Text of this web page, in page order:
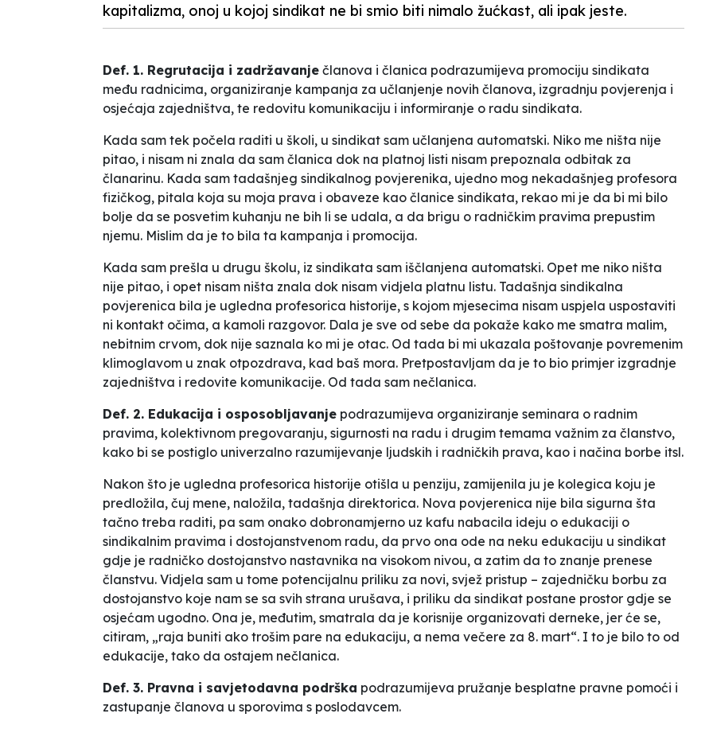
kapitalizma, onoj u kojoj sindikat ne bi smio biti nimalo žućkast, ali ipak jeste.
Def. 1. Regrutacija i zadržavanje članova i članica podrazumijeva promociju sindikata
među radnicima, organiziranje kampanja za učlanjenje novih članova, izgradnju povjerenja i
osjećaja zajedništva, te redovitu komunikaciju i informiranje o radu sindikata.
Kada sam tek počela raditi u školi, u sindikat sam učlanjena automatski. Niko me ništa nije
pitao, i nisam ni znala da sam članica dok na platnoj listi nisam prepoznala odbitak za
članarinu. Kada sam tadašnjeg sindikalnog povjerenika, ujedno mog nekadašnjeg profesora
fizičkog, pitala koja su moja prava i obaveze kao članice sindikata, rekao mi je da bi mi bilo
bolje da se posvetim kuhanju ne bih li se udala, a da brigu o radničkim pravima prepustim
njemu. Mislim da je to bila ta kampanja i promocija.
Kada sam prešla u drugu školu, iz sindikata sam iščlanjena automatski. Opet me niko ništa
nije pitao, i opet nisam ništa znala dok nisam vidjela platnu listu. Tadašnja sindikalna
povjerenica bila je ugledna profesorica historije, s kojom mjesecima nisam uspjela uspostaviti
ni kontakt očima, a kamoli razgovor. Dala je sve od sebe da pokaže kako me smatra malim,
nebitnim crvom, dok nije saznala ko mi je otac. Od tada bi mi ukazala poštovanje povremenim
klimoglavom u znak otpozdrava, kad baš mora. Pretpostavljam da je to bio primjer izgradnje
zajedništva i redovite komunikacije. Od tada sam nečlanica.
Def. 2. Edukacija i osposobljavanje podrazumijeva organiziranje seminara o radnim
pravima, kolektivnom pregovaranju, sigurnosti na radu i drugim temama važnim za članstvo,
kako bi se postiglo univerzalno razumijevanje ljudskih i radničkih prava, kao i načina borbe itsl.
Nakon što je ugledna profesorica historije otišla u penziju, zamijenila ju je kolegica koju je
predložila, čuj mene, naložila, tadašnja direktorica. Nova povjerenica nije bila sigurna šta
tačno treba raditi, pa sam onako dobronamjerno uz kafu nabacila ideju o edukaciji o
sindikalnim pravima i dostojanstvenom radu, da prvo ona ode na neku edukaciju u sindikat
gdje je radničko dostojanstvo nastavnika na visokom nivou, a zatim da to znanje prenese
članstvu. Vidjela sam u tome potencijalnu priliku za novi, svjež pristup – zajedničku borbu za
dostojanstvo koje nam se sa svih strana urušava, i priliku da sindikat postane prostor gdje se
osjećam ugodno. Ona je, međutim, smatrala da je korisnije organizovati derneke, jer će se,
citiram, „raja buniti ako trošim pare na edukaciju, a nema večere za 8. mart“. I to je bilo to od
edukacije, tako da ostajem nečlanica.
Def. 3. Pravna i savjetodavna podrška podrazumijeva pružanje besplatne pravne pomoći i
zastupanje članova u sporovima s poslodavcem.